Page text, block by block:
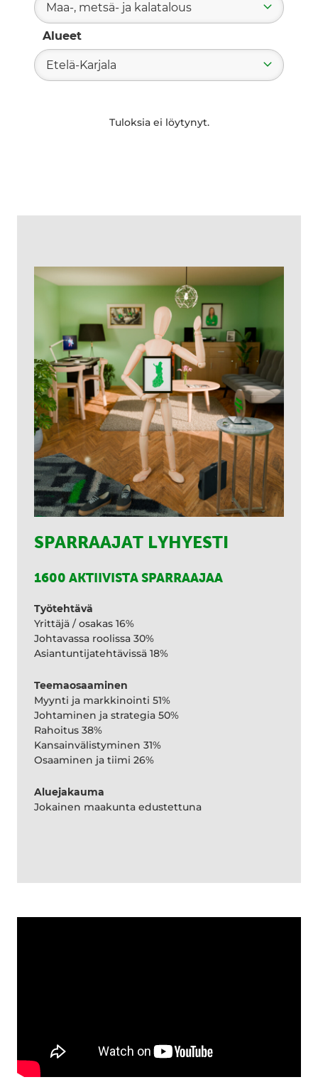
Maa-, metsä- ja kalatalous
Alueet
Etelä-Karjala
Tuloksia ei löytynyt.
SPARRAAJAT LYHYESTI
1600 AKTIIVISTA SPARRAAJAA
Työtehtävä
Yrittäjä / osakas 16%
Johtavassa roolissa 30%
Asiantuntijatehtävissä 18%
Teemaosaaminen
Myynti ja markkinointi 51%
Johtaminen ja strategia 50%
Rahoitus 38%
Kansainvälistyminen 31%
Osaaminen ja tiimi 26%
Aluejakauma
Jokainen maakunta edustettuna